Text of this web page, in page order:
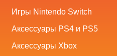
Аксессуары Xbox
Игры Nintendo Switch
Аксессуары PS4 и PS5